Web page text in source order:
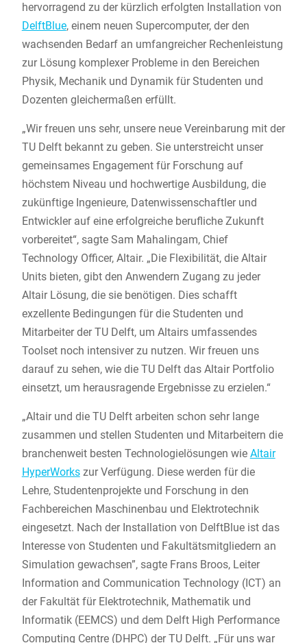
hervorragend zu der kürzlich erfolgten Installation von
DelftBlue, einem neuen Supercomputer, der den
wachsenden Bedarf an umfangreicher Rechenleistung
zur Lösung komplexer Probleme in den Bereichen
Physik, Mechanik und Dynamik für Studenten und
Dozenten gleichermaßen erfüllt.
„Wir freuen uns sehr, unsere neue Vereinbarung mit der
TU Delft bekannt zu geben. Sie unterstreicht unser
gemeinsames Engagement für Forschung auf
höchstem Niveau und hochwertige Ausbildung, die
zukünftige Ingenieure, Datenwissenschaftler und
Entwickler auf eine erfolgreiche berufliche Zukunft
vorbereitet“, sagte Sam Mahalingam, Chief
Technology Officer, Altair. „Die Flexibilität, die Altair
Units bieten, gibt den Anwendern Zugang zu jeder
Altair Lösung, die sie benötigen. Dies schafft
exzellente Bedingungen für die Studenten und
Mitarbeiter der TU Delft, um Altairs umfassendes
Toolset noch intensiver zu nutzen. Wir freuen uns
darauf zu sehen, wie die TU Delft das Altair Portfolio
einsetzt, um herausragende Ergebnisse zu erzielen.“
„Altair und die TU Delft arbeiten schon sehr lange
zusammen und stellen Studenten und Mitarbeitern die
branchenweit besten Technologielösungen wie Altair
HyperWorkszur Verfügung. Diese werden für die
Lehre, Studentenprojekte und Forschung in den
Fachbereichen Maschinenbau und Elektrotechnik
eingesetzt. Nach der Installation von DelftBlue ist das
Interesse von Studenten und Fakultätsmitgliedern an
Simulation gewachsen”, sagte Frans Broos, Leiter
Information and Communication Technology (ICT) an
der Fakultät für Elektrotechnik, Mathematik und
Informatik (EEMCS) und dem Delft High Performance
Computing Centre (DHPC) der TU Delft. „Für uns war